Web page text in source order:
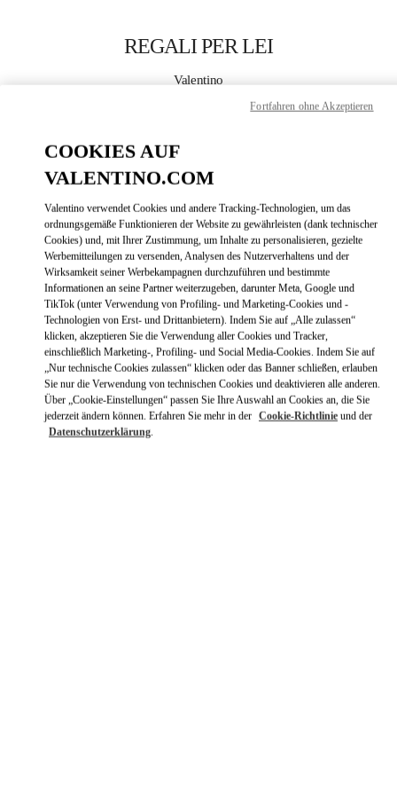
REGALI PER LEI
Valentino
JETZT ANRUFEN
ZUR WEGBESCHREIBUNGLINK
Link Opens in New Tab
COOKIES AUF
VALENTINO.COM
Valentino verwendet Cookies und andere Tracking-Technologien, um das
ordnungsgemäße Funktionieren der Website zu gewährleisten (dank technischer
Cookies) und, mit Ihrer Zustimmung, um Inhalte zu personalisieren, gezielte
Werbemitteilungen zu versenden, Analysen des Nutzerverhaltens und der
Wirksamkeit seiner Werbekampagnen durchzuführen und bestimmte
Informationen an seine Partner weiterzugeben, darunter Meta, Google und
TikTok (unter Verwendung von Profiling- und Marketing-Cookies und -
Technologien von Erst- und Drittanbietern). Indem Sie auf „Alle zulassen“
klicken, akzeptieren Sie die Verwendung aller Cookies und Tracker,
einschließlich Marketing-, Profiling- und Social Media-Cookies. Indem Sie auf
„Nur technische Cookies zulassen“ klicken oder das Banner schließen, erlauben
Sie nur die Verwendung von technischen Cookies und deaktivieren alle anderen.
Über „Cookie-Einstellungen“ passen Sie Ihre Auswahl an Cookies an, die Sie
jederzeit ändern können. Erfahren Sie mehr in der Cookie-Richtlinie und der
Datenschutzerklärung.
Fortfahren ohne Akzeptieren